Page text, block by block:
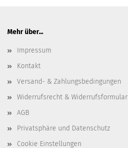
Mehr über...
Impressum
Kontakt
Versand- & Zahlungsbedingungen
Widerrufsrecht & Widerrufsformular
AGB
Privatsphäre und Datenschutz
Cookie Einstellungen